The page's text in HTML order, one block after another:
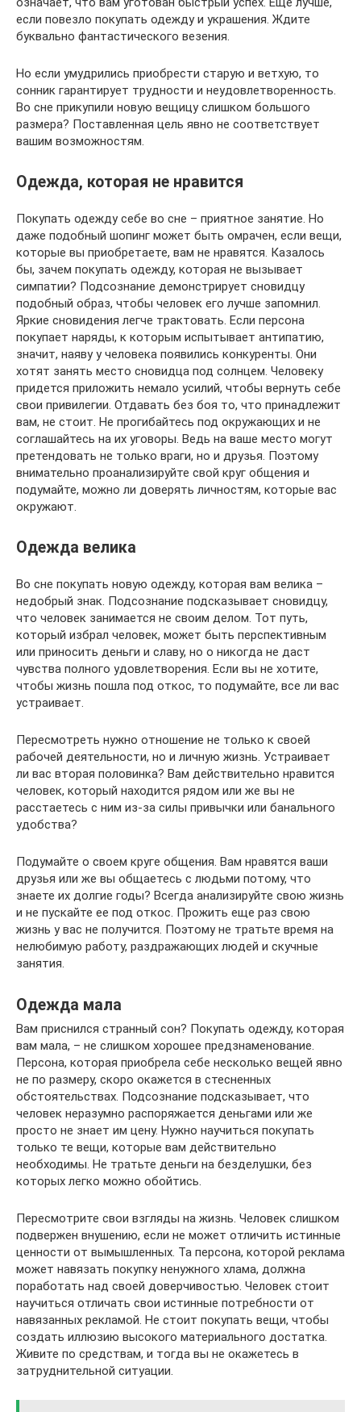
если повезло покупать одежду и украшения. Ждите
буквально фантастического везения.
Но если умудрились приобрести старую и ветхую, то
сонник гарантирует трудности и неудовлетворенность.
Во сне прикупили новую вещицу слишком большого
размера? Поставленная цель явно не соответствует
вашим возможностям.
Одежда, которая не нравится
Покупать одежду себе во сне – приятное занятие. Но
даже подобный шопинг может быть омрачен, если вещи,
которые вы приобретаете, вам не нравятся. Казалось
бы, зачем покупать одежду, которая не вызывает
симпатии? Подсознание демонстрирует сновидцу
подобный образ, чтобы человек его лучше запомнил.
Яркие сновидения легче трактовать. Если персона
покупает наряды, к которым испытывает антипатию,
значит, наяву у человека появились конкуренты. Они
хотят занять место сновидца под солнцем. Человеку
придется приложить немало усилий, чтобы вернуть себе
свои привилегии. Отдавать без боя то, что принадлежит
вам, не стоит. Не прогибайтесь под окружающих и не
соглашайтесь на их уговоры. Ведь на ваше место могут
претендовать не только враги, но и друзья. Поэтому
внимательно проанализируйте свой круг общения и
подумайте, можно ли доверять личностям, которые вас
окружают.
Одежда велика
Во сне покупать новую одежду, которая вам велика –
недобрый знак. Подсознание подсказывает сновидцу,
что человек занимается не своим делом. Тот путь,
который избрал человек, может быть перспективным
или приносить деньги и славу, но о никогда не даст
чувства полного удовлетворения. Если вы не хотите,
чтобы жизнь пошла под откос, то подумайте, все ли вас
устраивает.
Пересмотреть нужно отношение не только к своей
рабочей деятельности, но и личную жизнь. Устраивает
ли вас вторая половинка? Вам действительно нравится
человек, который находится рядом или же вы не
расстаетесь с ним из-за силы привычки или банального
удобства?
Подумайте о своем круге общения. Вам нравятся ваши
друзья или же вы общаетесь с людьми потому, что
знаете их долгие годы? Всегда анализируйте свою жизнь
и не пускайте ее под откос. Прожить еще раз свою
жизнь у вас не получится. Поэтому не тратьте время на
нелюбимую работу, раздражающих людей и скучные
занятия.
Одежда мала
Вам приснился странный сон? Покупать одежду, которая
вам мала, – не слишком хорошее предзнаменование.
Персона, которая приобрела себе несколько вещей явно
не по размеру, скоро окажется в стесненных
обстоятельствах. Подсознание подсказывает, что
человек неразумно распоряжается деньгами или же
просто не знает им цену. Нужно научиться покупать
только те вещи, которые вам действительно
необходимы. Не тратьте деньги на безделушки, без
которых легко можно обойтись.
Пересмотрите свои взгляды на жизнь. Человек слишком
подвержен внушению, если не может отличить истинные
ценности от вымышленных. Та персона, которой реклама
может навязать покупку ненужного хлама, должна
поработать над своей доверчивостью. Человек стоит
научиться отличать свои истинные потребности от
навязанных рекламой. Не стоит покупать вещи, чтобы
создать иллюзию высокого материального достатка.
Живите по средствам, и тогда вы не окажетесь в
затруднительной ситуации.